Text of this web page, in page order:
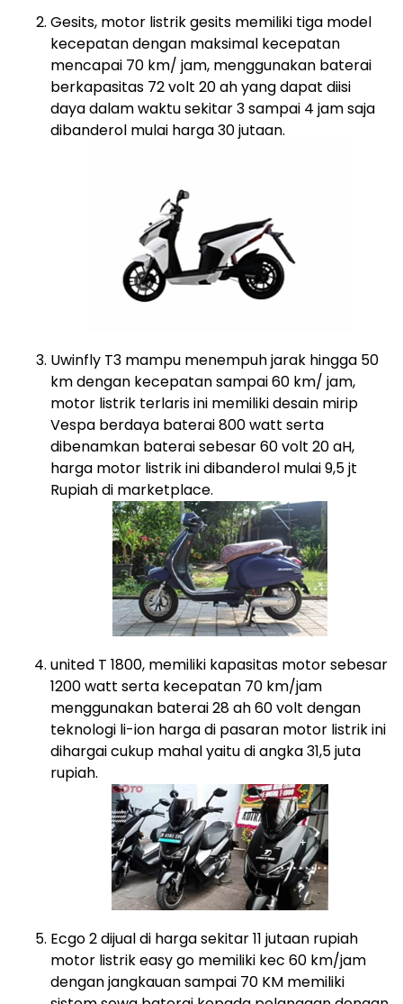
Gesits, motor listrik gesits memiliki tiga model
kecepatan dengan maksimal kecepatan
mencapai 70 km/ jam, menggunakan baterai
berkapasitas 72 volt 20 ah yang dapat diisi
daya dalam waktu sekitar 3 sampai 4 jam saja
dibanderol mulai harga 30 jutaan.
Uwinfly T3 mampu menempuh jarak hingga 50
km dengan kecepatan sampai 60 km/ jam,
motor listrik terlaris ini memiliki desain mirip
Vespa berdaya baterai 800 watt serta
dibenamkan baterai sebesar 60 volt 20 aH,
harga motor listrik ini dibanderol mulai 9,5 jt
Rupiah di marketplace.
united T 1800, memiliki kapasitas motor sebesar
1200 watt serta kecepatan 70 km/jam
menggunakan baterai 28 ah 60 volt dengan
teknologi li-ion harga di pasaran motor listrik ini
dihargai cukup mahal yaitu di angka 31,5 juta
rupiah.
Ecgo 2 dijual di harga sekitar 11 jutaan rupiah
motor listrik easy go memiliki kec 60 km/jam
dengan jangkauan sampai 70 KM memiliki